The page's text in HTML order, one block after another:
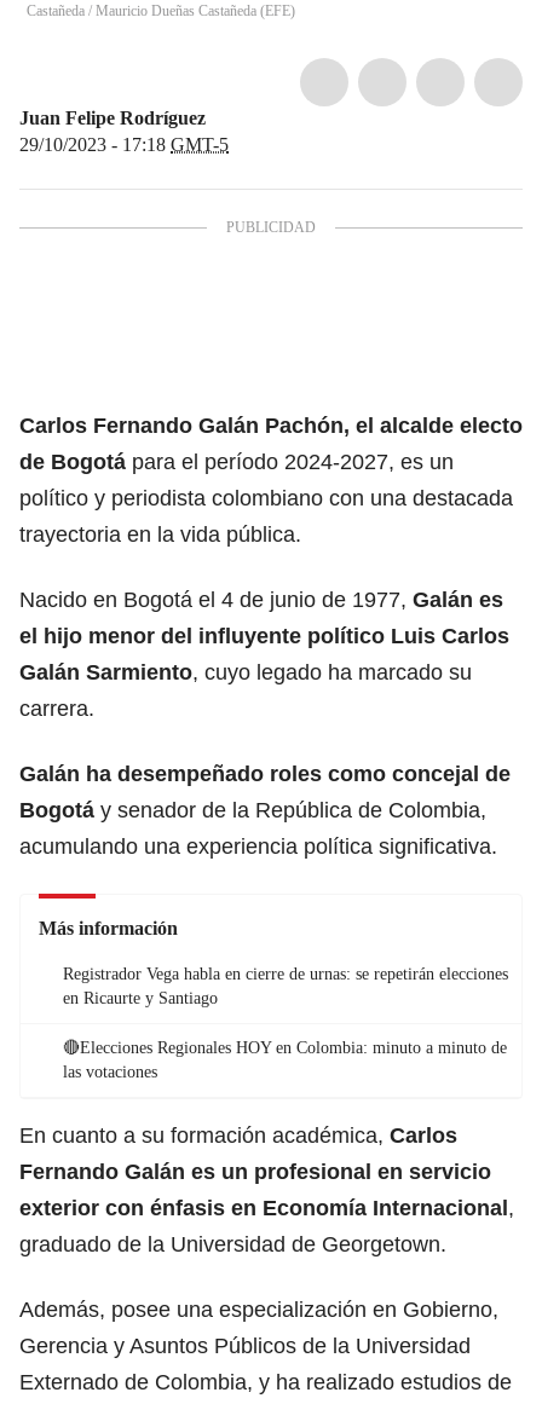
Castañeda / Mauricio Dueñas Castañeda (EFE)
Juan Felipe Rodríguez
29/10/2023 - 17:18 GMT-5
Carlos Fernando Galán Pachón, el alcalde electo
de Bogotá para el período 2024-2027, es un
político y periodista colombiano con una destacada
trayectoria en la vida pública.
Nacido en Bogotá el 4 de junio de 1977, Galán es
el hijo menor del influyente político Luis Carlos
Galán Sarmiento, cuyo legado ha marcado su
carrera.
Galán ha desempeñado roles como concejal de
Bogotá y senador de la República de Colombia,
acumulando una experiencia política significativa.
Más información
Registrador Vega habla en cierre de urnas: se repetirán elecciones
en Ricaurte y Santiago
🔴Elecciones Regionales HOY en Colombia: minuto a minuto de
las votaciones
En cuanto a su formación académica, Carlos
Fernando Galán es un profesional en servicio
exterior con énfasis en Economía Internacional,
graduado de la Universidad de Georgetown.
Además, posee una especialización en Gobierno,
Gerencia y Asuntos Públicos de la Universidad
Externado de Colombia, y ha realizado estudios de